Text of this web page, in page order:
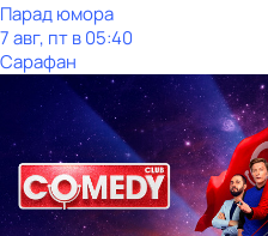
Парад юмора
7 авг, пт в 05:40
Сарафан